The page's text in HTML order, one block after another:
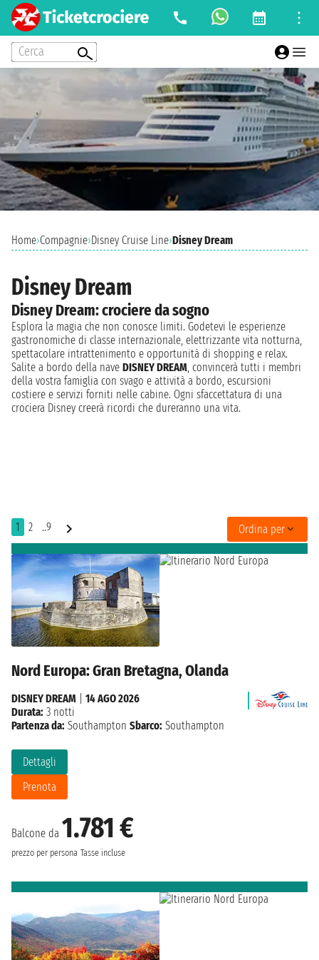
Cerca
Home›Compagnie›Disney Cruise Line›Disney Dream
Disney Dream
Disney Dream: crociere da sogno
Esplora la magia che non conosce limiti. Godetevi le esperienze
gastronomiche di classe internazionale, elettrizzante vita notturna,
spettacolare intrattenimento e opportunità di shopping e relax.
Salite a bordo della nave DISNEY DREAM, convincerà tutti i membri
della vostra famiglia con svago e attività a bordo, escursioni
costiere e servizi forniti nelle cabine. Ogni sfaccettatura di una
crociera Disney creerà ricordi che dureranno una vita.
1 2 ..9 Ordina per
Nord Europa: Gran Bretagna, Olanda
Balcone da 1.781 €
prezzo per persona Tasse incluse
Dettagli
Prenota
DISNEY DREAM
14 AGO 2026
Durata: 3 notti
Partenza da: Southampton Sbarco: Southampton